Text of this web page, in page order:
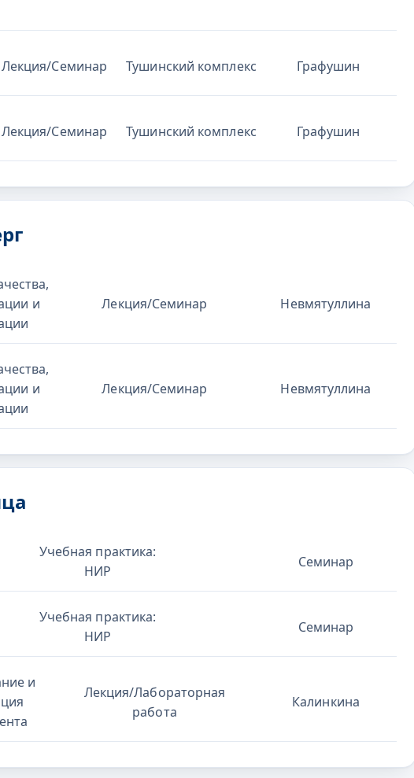
Лекция/Семинар Тушинский комплекс Графушин
Лекция/Семинар Тушинский комплекс Графушин
и
Лекция/Семинар Невмятуллина
и
Лекция/Семинар Невмятуллина
Учебная практика:
НИР
Семинар
Учебная практика:
НИР
Семинар
и
Лекция/Лабораторная
работа
Калинкина